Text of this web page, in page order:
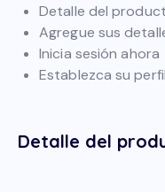
Detalle del
Agregue sus
Inicia sesión ahora
Establezca su perfil
Detalle del